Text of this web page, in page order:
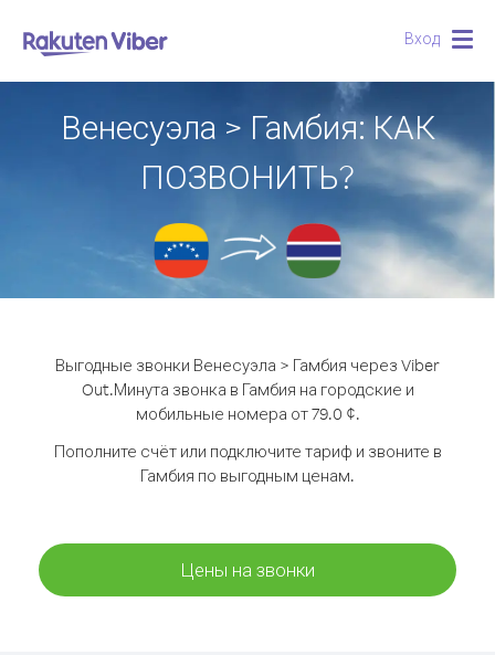
Вход
Венесуэла > Гамбия: КАК
ПОЗВОНИТЬ?
Выгодные звонки Венесуэла > Гамбия через Viber
Out.Минута звонка в Гамбия на городские и
мобильные номера от 79.0 ¢.
Пополните счёт или подключите тариф и звоните в
Гамбия по выгодным ценам.
Цены на звонки